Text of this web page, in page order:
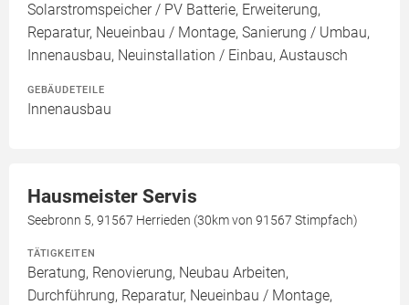
Solarstromspeicher / PV Batterie, Erweiterung,
Reparatur, Neueinbau / Montage, Sanierung / Umbau,
Innenausbau, Neuinstallation / Einbau, Austausch
GEBÄUDETEILE
Innenausbau
Hausmeister Servis
Seebronn 5, 91567 Herrieden (30km von 91567 Stimpfach)
TÄTIGKEITEN
Beratung, Renovierung, Neubau Arbeiten,
Durchführung, Reparatur, Neueinbau / Montage,